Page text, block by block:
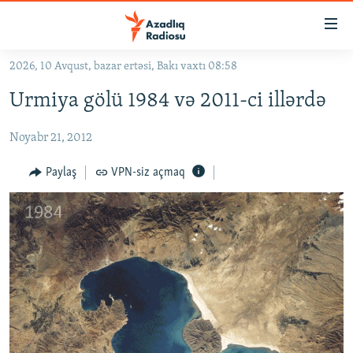
Əsas
qayıt
naviqasiyaya
Axtarışa
keç
#İZAHLA
KORRUPSIOMETR
#ƏSLINDƏ
FƏRQƏ BAX
QANUNI DOĞRU
ARAŞDIRMA
MULTIMEDIA
VIDEO
FOTOQALEREYA
RADIO ARXIV
OXU ZALI
HAQQIMIZDA
2026, 10 Avqust, bazar ertəsi, Bakı vaxtı 08:58
Urmiya gölü 1984 və 2011-ci illərdə
Noyabr 21, 2012
Paylaş VPN-siz açmaq